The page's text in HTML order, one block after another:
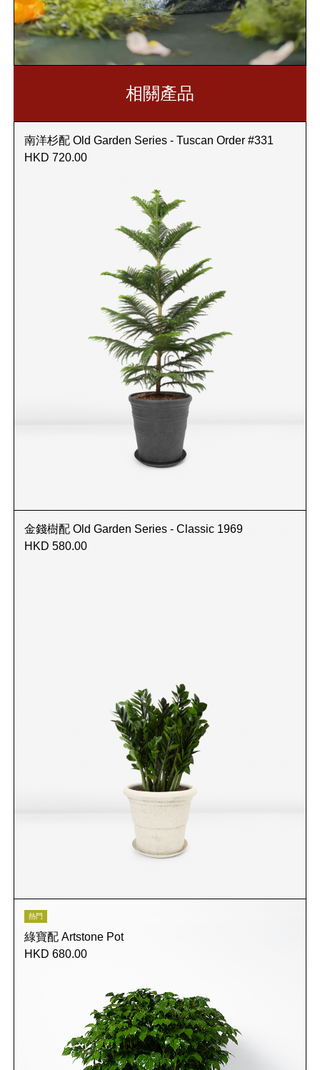
相關產品
南洋杉配 Old Garden Series - Tuscan Order #331
HKD 720.00
金錢樹配 Old Garden Series - Classic 1969
HKD 580.00
熱門
綠寶配 Artstone Pot
HKD 680.00